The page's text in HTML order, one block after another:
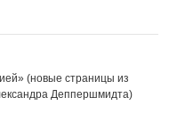
(новые страницы из
Деппершмидта)